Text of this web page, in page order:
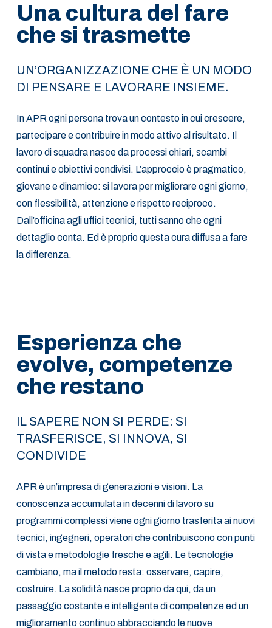
Una cultura del fare
che si trasmette
UN’ORGANIZZAZIONE CHE È UN MODO
DI PENSARE E LAVORARE INSIEME.
In APR ogni persona trova un contesto in cui crescere,
partecipare e contribuire in modo attivo al risultato. Il
lavoro di squadra nasce da processi chiari, scambi
continui e obiettivi condivisi. L’approccio è pragmatico,
giovane e dinamico: si lavora per migliorare ogni giorno,
con flessibilità, attenzione e rispetto reciproco.
Dall’officina agli uffici tecnici, tutti sanno che ogni
dettaglio conta. Ed è proprio questa cura diffusa a fare
la differenza.
Esperienza che
evolve, competenze
che restano
IL SAPERE NON SI PERDE: SI
TRASFERISCE, SI INNOVA, SI
CONDIVIDE
APR è un’impresa di generazioni e visioni. La
conoscenza accumulata in decenni di lavoro su
programmi complessi viene ogni giorno trasferita ai nuovi
tecnici, ingegneri, operatori che contribuiscono con punti
di vista e metodologie fresche e agili. Le tecnologie
cambiano, ma il metodo resta: osservare, capire,
costruire. La solidità nasce proprio da qui, da un
passaggio costante e intelligente di competenze ed un
miglioramento continuo abbracciando le nuove